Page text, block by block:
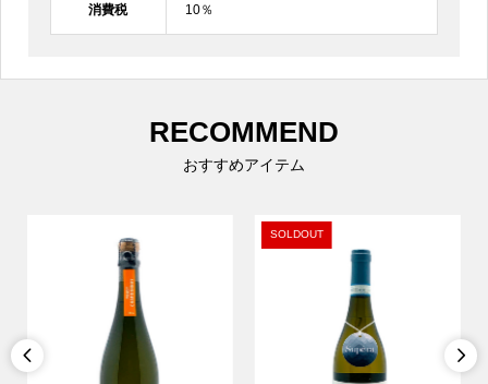
消費税 10％
RECOMMEND
おすすめアイテム
 